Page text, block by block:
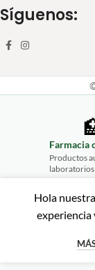
Síguenos:
Hola
experiencia
Farmacia
Productos
Envíos a
Desde